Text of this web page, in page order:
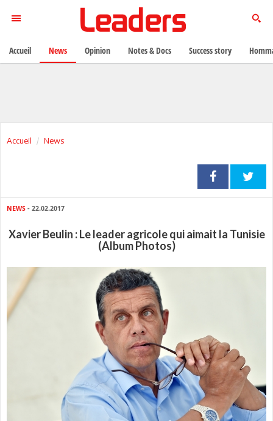
Accueil News
NEWS - 22.02.2017
Xavier Beulin : Le leader agricole qui aimait la Tunisie
(Album Photos)
Accueil News Opinion Notes & Docs Success story